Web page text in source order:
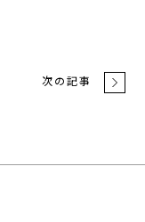
次の記事